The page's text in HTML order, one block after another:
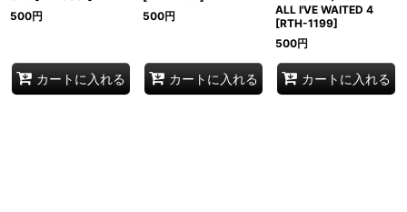
500円
カートに入れる
500円
カートに入れる
ALL I'VE WAITED 4
[RTH-1199]
500円
カートに入れる